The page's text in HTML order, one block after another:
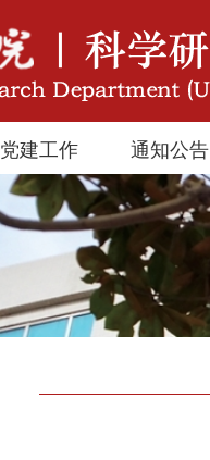
党建工作 通知公告